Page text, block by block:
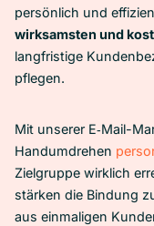
persönlich und
wirksamsten und
langfristige
pflegen.
Mit unserer E‑Mail-
Handumdrehen
Zielgruppe wirklich
stärken die Bindung
aus einmaligen